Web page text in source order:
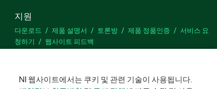
지원
다운로드 제품 설명서 토론방 제품 정품인증
서비스 요
청하기
웹사이트 피드백
NI 웹사이트에서는 쿠키 및 관련 기술이 사용됩니다.